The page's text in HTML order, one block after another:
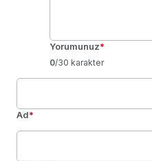
Yorumunuz*
0/30 karakter
Ad*